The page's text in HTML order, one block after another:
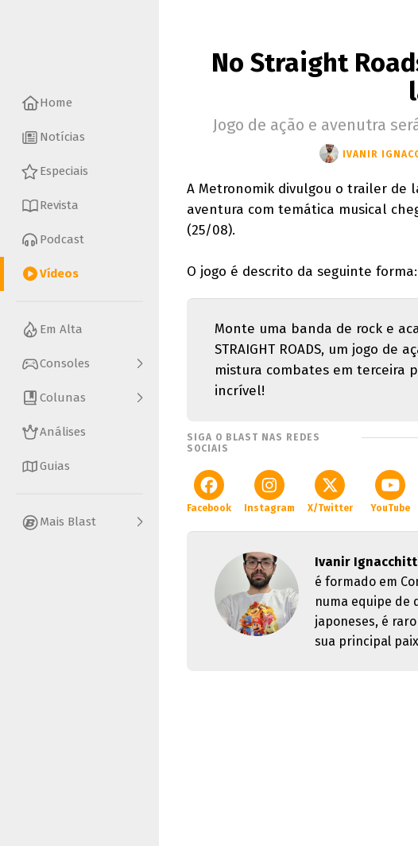
Home
Notícias
Especiais
Revista
Podcast
Vídeos
Em Alta
Consoles
Colunas
Análises
Guias
Mais Blast
No Straight
Jogo de ação e avenutra
IVANIR
A Metronomik divulgou o trailer de
aventura com temática musical
(25/08).
O jogo é descrito da seguinte forma:
Monte uma banda de rock e
STRAIGHT ROADS, um jogo
mistura combates em terceira
incrível!
SIGA O BLAST NAS REDES
SOCIAIS
Facebook Instagram X/Twitter YouTube
Ivanir
é formado em
numa equipe de
japoneses, é
sua principal